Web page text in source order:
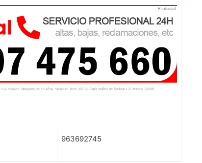
963692745